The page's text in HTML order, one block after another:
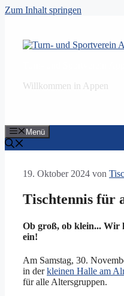
Zum Inhalt springen
Willkommen in Appen
Menü
19. Oktober 2024 von
Tischtennis für
Ob groß, ob klein... Wir
ein!
Am Samstag, 30.
in derkleinen Halle am
für alle Altersgruppen.